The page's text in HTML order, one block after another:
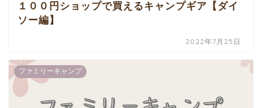
１００円ショップで買えるキャンプギア【ダイ
ソー編】
2022年7月25日
ファミリーキャンプ